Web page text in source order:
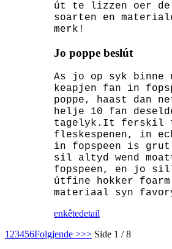
út te lizzen oer de
soarten en
merk!
Jo poppe beslút
As jo ​​​​op syk
keapjen fan in
poppe, haast dan
helje 10 fan
tagelyk.It ferskil
fleskespenen, in
in fopspeen is
sil altyd wend
fopspeen, en jo
útfine hokker
materiaal syn
enkêtedetail
1 23456Folgjende >>> Side 1 / 8